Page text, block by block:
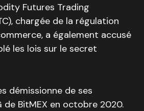
Futures Trading
chargée de la régulation
a également accusé
les lois sur le secret
démissionne de ses
de BitMEX en octobre 2020.